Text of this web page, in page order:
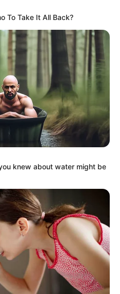
To Take It All Back?
knew about water might be